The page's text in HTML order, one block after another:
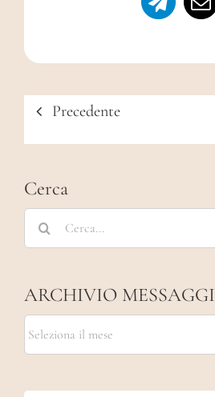
Precedente
Cerca
Cerca
per:
ARCHIVIO MESSAGGI
ARCHIVIO
MESSAGGI